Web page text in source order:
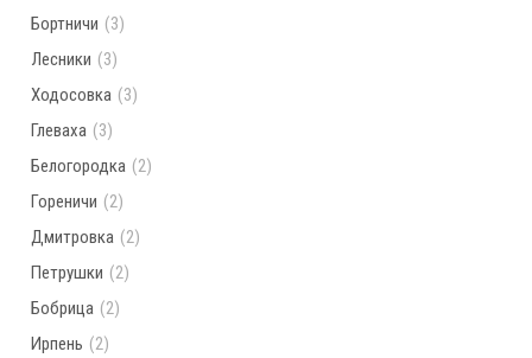
Бортничи (3)
Лесники (3)
Ходосовка (3)
Глеваха (3)
Белогородка (2)
Гореничи (2)
Дмитровка (2)
Петрушки (2)
Бобрица (2)
Ирпень (2)